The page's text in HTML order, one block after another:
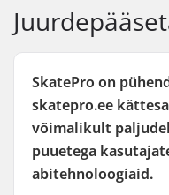
SkatePro on
skatepro.ee
võimalikult
puuetega
abitehnoloogiaid.